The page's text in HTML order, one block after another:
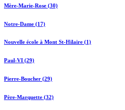
Mère-Marie-Rose (30)
Notre-Dame (17)
Nouvelle école à Mont St-Hilaire (1)
Paul-VI (29)
Pierre-Boucher (29)
Père-Marquette (32)